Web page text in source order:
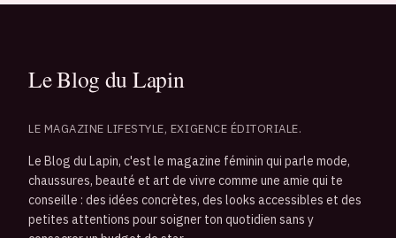
LE MAGAZINE LIFESTYLE, EXIGENCE ÉDITORIALE.
Le Blog du Lapin, c'est le magazine féminin qui parle mode,
chaussures, beauté et art de vivre comme une amie qui te
conseille : des idées concrètes, des looks accessibles et des
petites attentions pour soigner ton quotidien sans y